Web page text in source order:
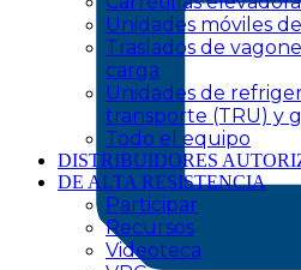
Unidades móviles
Traslados de
carga
Unidades de
transporte (TRU) y
Todo el equipo
DISTRIBUIDORES
DE ALTA RESISTENCIA
Participar
Recursos
Videoteca